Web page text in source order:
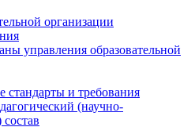
организации
управления образовательной
стандарты и требования
(научно-